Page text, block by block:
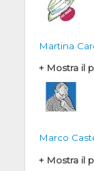
Martina
+ Mostra il
Marco
+ Mostra il